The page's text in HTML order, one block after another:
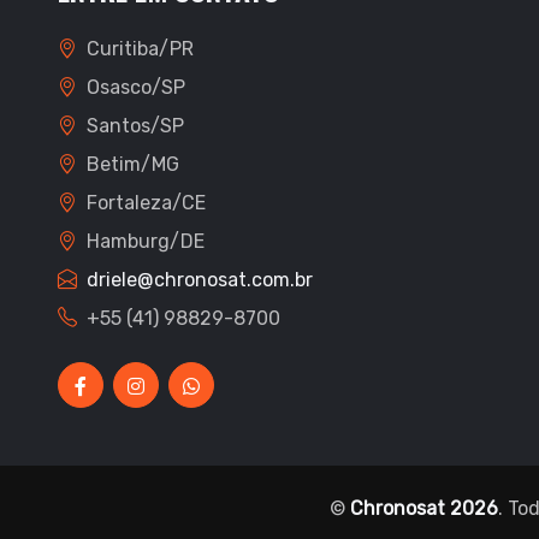
Curitiba/PR
Osasco/SP
Santos/SP
Betim/MG
Fortaleza/CE
Hamburg/DE
driele@chronosat.com.br
+55 (41) 98829-8700
© Chronosat 2026.